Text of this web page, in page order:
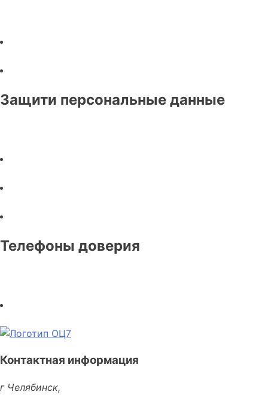
Защити персональные данные
Телефоны доверия
Контактная информация
г Челябинск,